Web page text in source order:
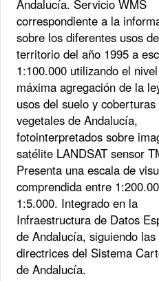
Andalucía. Servicio WMS
correspondiente a la
sobre los diferentes usos
territorio del año 1995 a
1:100.000 utilizando el
máxima agregación de la
usos del suelo y coberturas
vegetales de Andalucía,
fotointerpretados sobre
satélite LANDSAT sensor
Presenta una escala de
comprendida entre
1:5.000. Integrado en la
Infraestructura de Datos
de Andalucía, siguiendo las
directrices del Sistema
de Andalucía.